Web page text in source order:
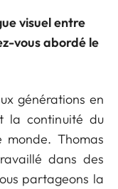
visuel entre
vous abordé le
générations en
la continuité du
Thomas
dans des
partageons la